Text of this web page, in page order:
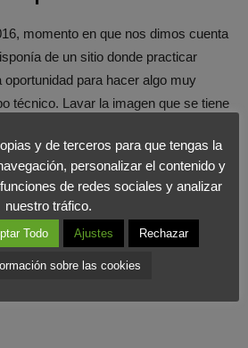
momento en que nos dimos cuenta
de un sitio donde practicar
para hacer algo muy
técnico. Lavar la imagen que se tiene
junto a Plaza Castilla. El éxito fue
después ya habíamos abierto el
Hoy contamos con más
nuestra estrategia de
de posicionar la marca en
llevando su cultura y valores
y de terceros para que tengas la
personalizar el contenido y
de redes sociales y analizar
nuestro tráfico.
Todo Ajustes Rechazar
sobre las cookies